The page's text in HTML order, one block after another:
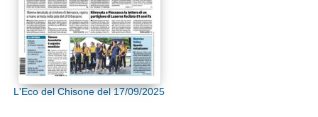
L'Eco del Chisone del 17/09/2025